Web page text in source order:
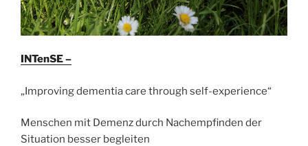
INTenSE –
„Improving dementia care through self-experience“
Menschen mit Demenz durch Nachempfinden der
Situation besser begleiten